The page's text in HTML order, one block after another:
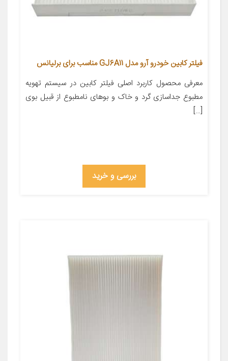
فیلتر کابین خودرو آرو مدل GJ6A11 مناسب برای برلیانس
معرفی محصول کاربرد اصلی فیلتر کابین در سیستم تهویه
مطبوع جداسازی گرد و خاک و بوهای نامطبوع از قبیل بوی
[…]
بررسی و خرید